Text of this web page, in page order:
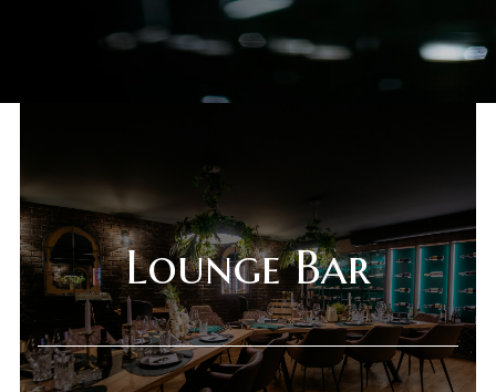
Online shop
Gift Shop
O nama
Deli Market
Lounge Bar
Kontakt
Lounge Bar